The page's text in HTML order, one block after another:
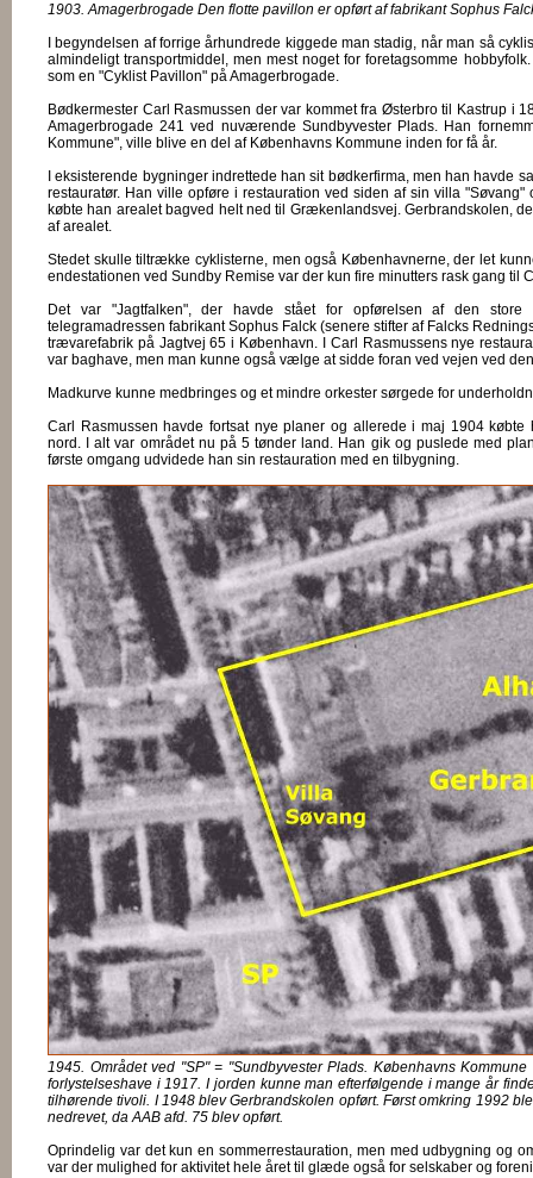
1903. Amagerbrogade Den flotte pavillon er opført af fabrikant Sophus
I begyndelsen af forrige århundrede kiggede man stadig, når man så
almindeligt transportmiddel, men mest noget for foretagsomme
som en "Cyklist Pavillon" på Amagerbrogade.
Bødkermester Carl Rasmussen der var kommet fra Østerbro til Kastrup i
Amagerbrogade 241 ved nuværende Sundbyvester Plads. Han
Kommune", ville blive en del af Københavns Kommune inden for få år.
I eksisterende bygninger indrettede han sit bødkerfirma, men han havde
restauratør. Han ville opføre i restauration ved siden af sin villa
købte han arealet bagved helt ned til Grækenlandsvej. Gerbrandskolen,
af arealet.
Stedet skulle tiltrække cyklisterne, men også Københavnerne, der let
endestationen ved Sundby Remise var der kun fire minutters rask gang til
Det var "Jagtfalken", der havde stået for opførelsen af den store
telegramadressen fabrikant Sophus Falck (senere stifter af Falcks
trævarefabrik på Jagtvej 65 i København. I Carl Rasmussens nye
var baghave, men man kunne også vælge at sidde foran ved vejen ved
Madkurve kunne medbringes og et mindre orkester sørgede for
Carl Rasmussen havde fortsat nye planer og allerede i maj 1904
nord. I alt var området nu på 5 tønder land. Han gik og puslede med
første omgang udvidede han sin restauration med en tilbygning.
1945. Området ved "SP" = "Sundbyvester Plads. Københavns
forlystelseshave i 1917. I jorden kunne man efterfølgende i mange år
tilhørende tivoli. I 1948 blev Gerbrandskolen opført. Først omkring 1992
nedrevet, da AAB afd. 75 blev opført.
Oprindelig var det kun en sommerrestauration, men med udbygning og
var der mulighed for aktivitet hele året til glæde også for selskaber og